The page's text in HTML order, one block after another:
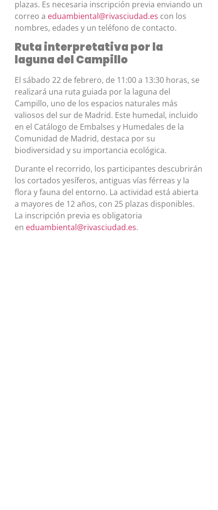
plazas. Es necesaria inscripción previa enviando un
correo a eduambiental@rivasciudad.es con los
nombres, edades y un teléfono de contacto.
Ruta interpretativa por la
laguna del Campillo
El sábado 22 de febrero, de 11:00 a 13:30 horas, se
realizará una ruta guiada por la laguna del
Campillo, uno de los espacios naturales más
valiosos del sur de Madrid. Este humedal, incluido
en el Catálogo de Embalses y Humedales de la
Comunidad de Madrid, destaca por su
biodiversidad y su importancia ecológica.
Durante el recorrido, los participantes descubrirán
los cortados yesíferos, antiguas vías férreas y la
flora y fauna del entorno. La actividad está abierta
a mayores de 12 años, con 25 plazas disponibles.
La inscripción previa es obligatoria
en eduambiental@rivasciudad.es.